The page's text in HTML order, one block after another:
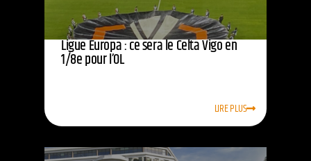
Ligue Europa : ce sera le Celta Vigo en
1/8e pour l’OL
LIRE PLUS